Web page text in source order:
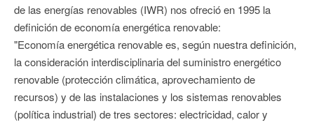
de las energías renovables (IWR) nos ofreció en 1995 la
definición de economía energética renovable:
"Economía energética renovable es, según nuestra definición,
la consideración interdisciplinaria del suministro energético
renovable (protección climática, aprovechamiento de
recursos) y de las instalaciones y los sistemas renovables
(política industrial) de tres sectores: electricidad, calor y